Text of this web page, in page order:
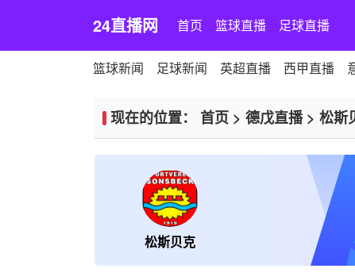
24直播网 首页 篮球直播 足球直播
篮球新闻 足球新闻 英超直播 西甲直播
现在的位置： 首页 > 德戊直播> 松斯
松斯贝克